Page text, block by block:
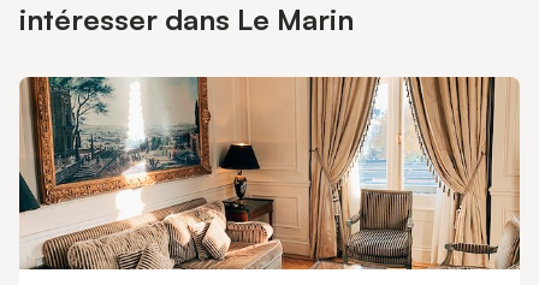
intéresser dans Le Marin